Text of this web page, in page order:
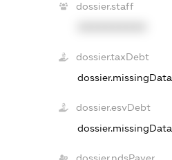
dossier.staff
dossier.taxDebt
dossier.missingData
dossier.esvDebt
dossier.missingData